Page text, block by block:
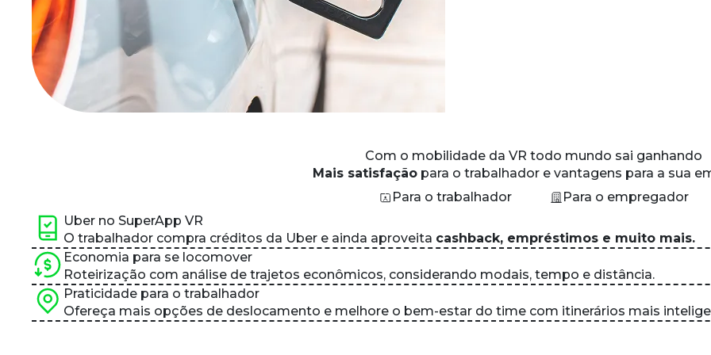
Com o mobilidade da VR todo mundo sai ganhando
Mais satisfaçãopara o trabalhador e vantagens para a sua
Para o trabalhador
Para o empregador
Uber no SuperApp VR
O trabalhador compra créditos da Uber e ainda aproveita cashback, empréstimos e muito mais.
Economia para se locomover
Roteirização com análise de trajetos econômicos, considerando modais, tempo e distância.
Praticidade para o trabalhador
Ofereça mais opções de deslocamento e melhore o bem-estar do time com itinerários mais